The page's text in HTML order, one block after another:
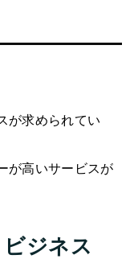
が求められてい
が高いサービスが
ビジネス